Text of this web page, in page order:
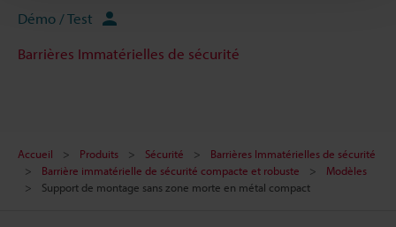
Démo / Test
Barrières Immatérielles de sécurité
Accueil Produits Sécurité
Barrières Immatérielles de sécurité
Barrière immatérielle de sécurité compacte et robuste
Modèles
Support de montage sans zone morte en métal compact